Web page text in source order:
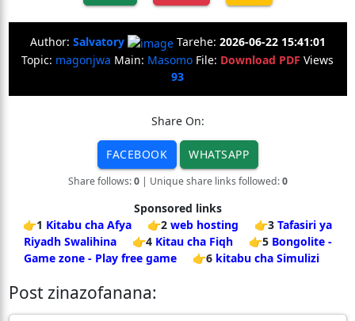
Author: Salvatory Tarehe: 2026-06-22 15:41:01
Topic: magonjwa Main: Masomo File: Download PDF Views
93
Share On:
FACEBOOK WHATSAPP
Share follows:0| Unique share links followed:0
Sponsored links
👉1 Kitabu cha Afya 👉2 web hosting 👉3 Tafasiri ya
Riyadh Swalihina
👉4 Kitau cha Fiqh 👉5 Bongolite -
Game zone - Play free game
👉6 kitabu cha Simulizi
Post zinazofanana: